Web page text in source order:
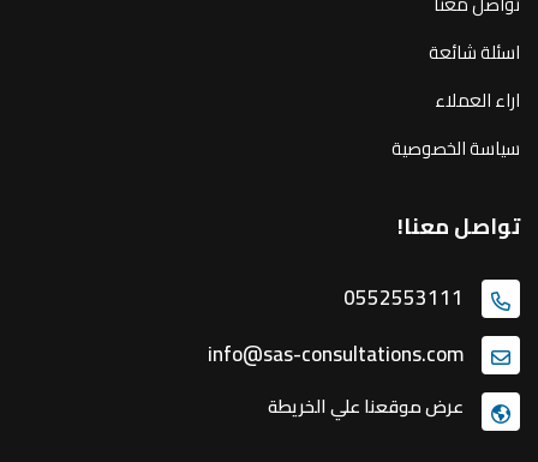
اسئلة شائعة
اراء العملاء
سياسة الخصوصية
تواصل معنا!
0552553111
info@sas-consultations.com
عرض موقعنا علي الخريطة